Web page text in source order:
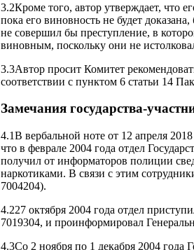
3.2Кроме того, автор утверждает, что
пока его виновность не будет
не совершил бы преступление, в
виновным, поскольку они не
3.3Автор просит Комитет
соответствии с пунктом 6 статьи 14
Замечания государства-
4.1В вербальной ноте от 12 апреля
что в феврале 2004 года отдел
получил от информаторов полиции
наркотиками. В связи с этим
7004204).
4.227 октября 2004 года отдел
7019304, и проинформировал
4.3Со 2 ноября по 1 декабря 2004 года